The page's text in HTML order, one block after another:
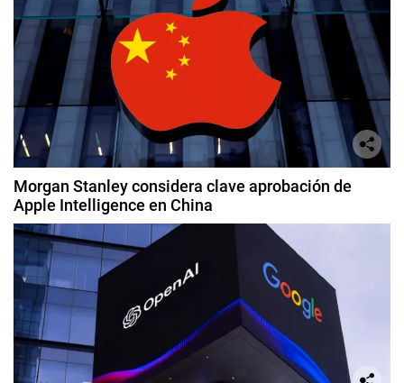
Morgan Stanley considera clave aprobación de
Apple Intelligence en China